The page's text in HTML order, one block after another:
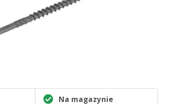
Na magazynie